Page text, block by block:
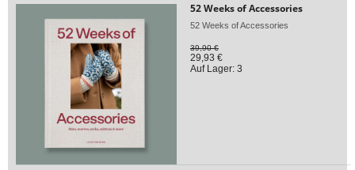
52 Weeks of Accessories
52 Weeks of Accessories
39,90 €
29,93 €
Auf Lager: 3